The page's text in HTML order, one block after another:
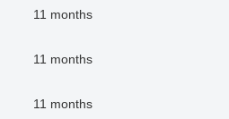
11 months
11 months
11 months